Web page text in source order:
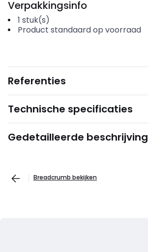
Verpakkingsinfo
1 stuk(s)
Product standaard op voorraad
Referenties
Technische specificaties
Gedetailleerde beschrijving
Breadcrumb bekijken